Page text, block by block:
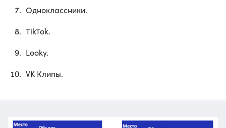
Одноклассники.
TikTok.
Looky.
VK Клипы.